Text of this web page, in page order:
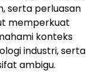
serta perluasan
memperkuat
konteks
industri, serta
ambigu.